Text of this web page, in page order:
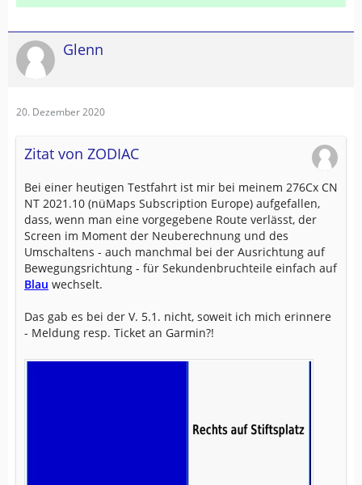
Glenn
20. Dezember 2020
Zitat von ZODIAC
Bei einer heutigen Testfahrt ist mir bei meinem 276Cx CN
NT 2021.10 (nüMaps Subscription Europe) aufgefallen,
dass, wenn man eine vorgegebene Route verlässt, der
Screen im Moment der Neuberechnung und des
Umschaltens - auch manchmal bei der Ausrichtung auf
Bewegungsrichtung - für Sekundenbruchteile einfach auf
Blau wechselt.
Das gab es bei der V. 5.1. nicht, soweit ich mich erinnere
- Meldung resp. Ticket an Garmin?!